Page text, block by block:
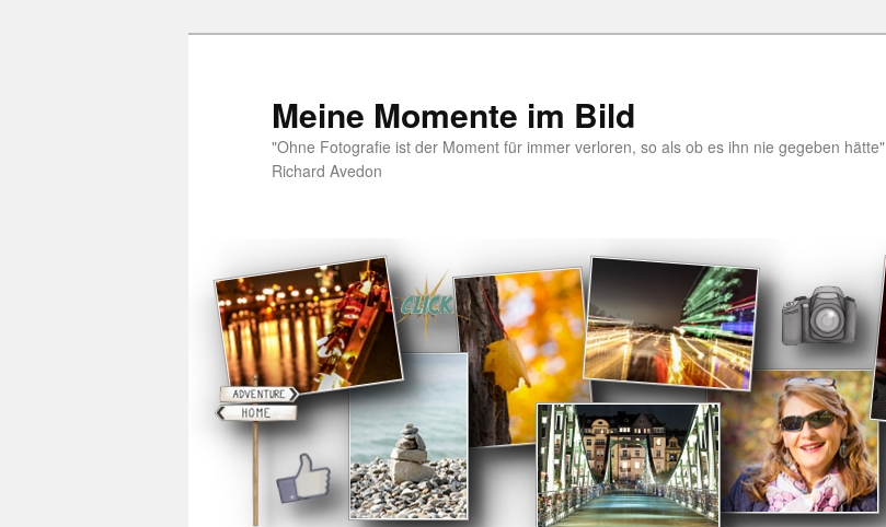
Meine Momente im Bild
"Ohne Fotografie ist der Moment für immer verloren, so als ob es ihn nie gegeben hätte"
Richard Avedon